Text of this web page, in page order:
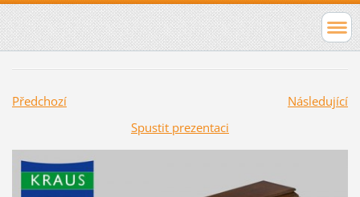
Předchozí
Následující
Spustit prezentaci